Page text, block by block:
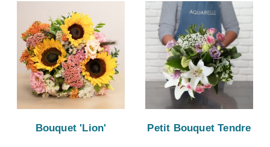
Bouquet 'Lion' Petit Bouquet Tendre